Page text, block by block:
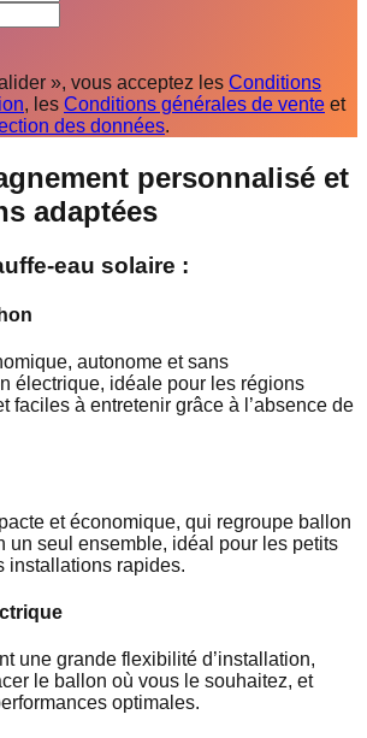
», vous acceptez les Conditions
, les Conditions générales de vente et
des données.
personnalisé et
adaptées
eau solaire :
autonome et sans
électrique, idéale pour les régions
faciles à entretenir grâce à l’absence de
et économique, qui regroupe ballon
un seul ensemble, idéal pour les petits
installations rapides.
une grande flexibilité d’installation,
le ballon où vous le souhaitez, et
optimales.